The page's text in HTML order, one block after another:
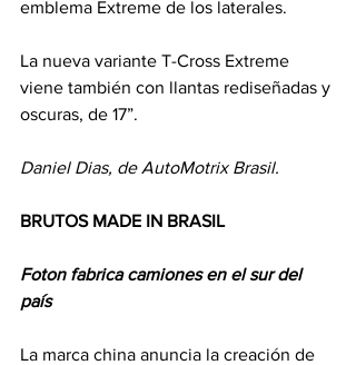
emblema Extreme de los laterales.
La nueva variante T-Cross Extreme
viene también con llantas rediseñadas y
oscuras, de 17”.
Daniel Dias, de AutoMotrix Brasil.
BRUTOS MADE IN BRASIL
Foton fabrica camiones en el sur del
país
La marca china anuncia la creación de